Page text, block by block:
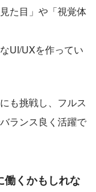
た目」や「視覚体
UI/UXを作ってい
も挑戦し、フルス
ランス良く活躍で
働くかもしれな